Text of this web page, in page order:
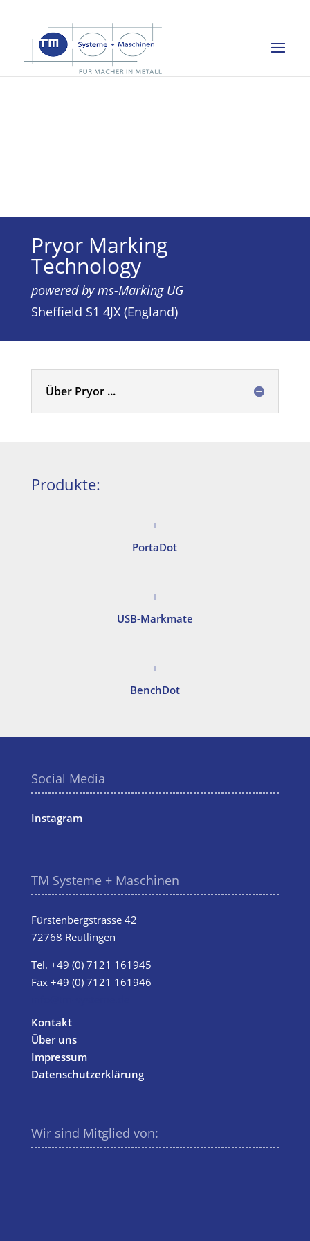
Pryor Marking
Technology
powered by ms-Marking UG
Sheffield S1 4JX (England)
Über Pryor ...
Produkte:
PortaDot
USB-Markmate
BenchDot
Social Media
Instagram
TM Systeme + Maschinen
Fürstenbergstrasse 42
72768 Reutlingen
Tel. +49 (0) 7121 161945
Fax +49 (0) 7121 161946
Kontakt
Über uns
Impressum
Datenschutzerklärung
Wir sind Mitglied von: